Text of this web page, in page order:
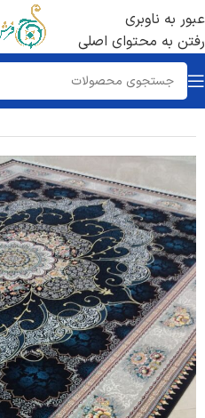
عبور به ناوبری
رفتن به محتوای اصلی
خانه/فرش 700 شانه /تراکم 2550 ساده